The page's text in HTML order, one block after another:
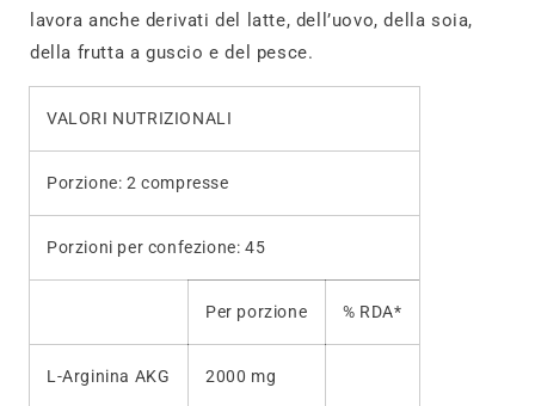
lavora anche derivati del latte, dell’uovo, della soia,
della frutta a guscio e del pesce.
VALORI NUTRIZIONALI
Porzione: 2 compresse
Porzioni per confezione: 45
Per porzione % RDA*
L-Arginina AKG 2000 mg